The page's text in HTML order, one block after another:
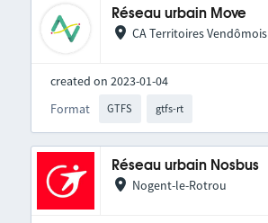
Réseau urbain Move
CA Territoires Vendômois
created on 2023-01-04
Format
GTFS gtfs-rt
Réseau urbain Nosbus
Nogent-le-Rotrou